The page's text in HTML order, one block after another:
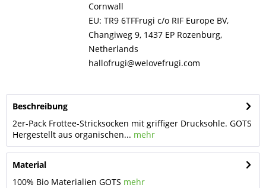
Cornwall
EU: TR9 6TFFrugi c/o RIF Europe BV,
Changiweg 9, 1437 EP Rozenburg,
Netherlands
hallofrugi@welovefrugi.com
Beschreibung
2er-Pack Frottee-Stricksocken mit griffiger Drucksohle. GOTS
Hergestellt aus organischen... mehr
Material
100% Bio Materialien GOTS mehr